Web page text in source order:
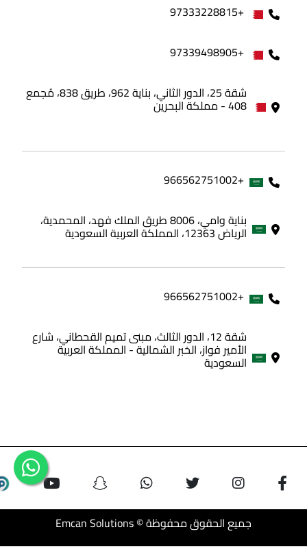
+97333228815
+97339498905
شقة 25، الدور الثاني، بناية 962، طريق 838، مُجمع
408 - مملكة البحرين
+966562751002
بناية وامي، 8006 طريق الملك فهد، المحمدية،
الرياض 12363، المملكة العربية السعودية
+966562751002
شقة 12، الدور الثالث، مبنى تميم القحطاني، شارع
الأمير فواز، الخبر الشمالية - المملكة العربية
السعودية
جميع الحقوق محفوظة © Emcan Solutions